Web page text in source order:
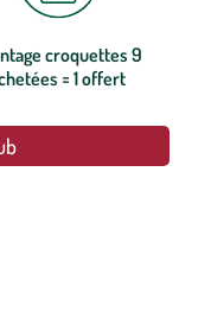
croquettes 9
= 1 offert